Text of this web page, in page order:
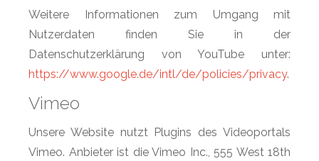
Weitere Informationen zum Umgang mit
Nutzerdaten finden Sie in der
Datenschutzerklärung von YouTube unter:
https://www.google.de/intl/de/policies/privacy.
Vimeo
Unsere Website nutzt Plugins des Videoportals
Vimeo. Anbieter ist die Vimeo Inc., 555 West 18th